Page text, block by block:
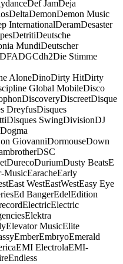
Def JamDeja
DeltaDemonDemon Music
InternationalDeramDesaster
DetritiDeutsche
MundiDeutscher
DFADGCdh2Die Stimme
AloneDinoDirty HitDirty
Global MobileDisco
DiscoveryDiscreetDisque
DreyfusDisques
Disques SwingDivisionDJ
Dogma
GiovanniDormouseDown
DSC
DurecoDuriumDusty BeatsE
MusicEaracheEarly
East WestEastWestEasy Eye
Ed BangerEdelEdition
ElectricElectric
Elektra
Elevator MusicElite
EmberEmbryoEmerald
EMI ElectrolaEMI-
Endless